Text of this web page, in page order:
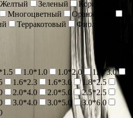
Желтый Зеленый
Коричневый
Многоцветный
Оранжевый
Терракотовый
Фиолетовый
1.0*1.0 1.0*2.0
1.0*3.0
1.6*2.3 1.6*3.0
1.8*2.5
2.0*4.0 2.0*5.0
2.5*2.5
3.0*4.0 3.0*5.0
3.0*6.0